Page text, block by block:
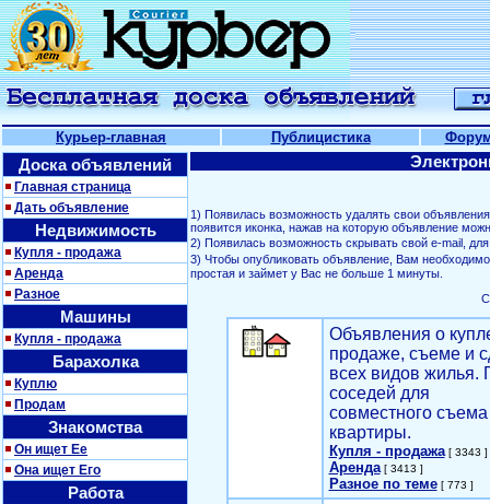
Курьер-главная Публицистика
Доска объявлений
Главная страница
Дать объявление
Недвижимость
Купля - продажа
Аренда
Разное
Машины
Купля - продажа
Барахолка
Куплю
Продам
Знакомства
Он ищет Ее
Она ищет Его
Работа
1) Появилась возможность удалять свои
появится иконка, нажав на которую объявление
2) Появилась возможность скрывать свой е-mail,
3) Чтобы опубликовать объявление, Вам
простая и займет у Вас не больше 1 минуты.
Объявления о
продаже, съеме и
всех видов жилья.
соседей для
совместного съема
квартиры.
Купля - продажа[ 3343 ]
Аренда[ 3413 ]
Разное по теме[ 773 ]